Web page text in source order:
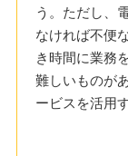
う。ただし、
なければ不便
き時間に業務
難しいものが
ービスを活用